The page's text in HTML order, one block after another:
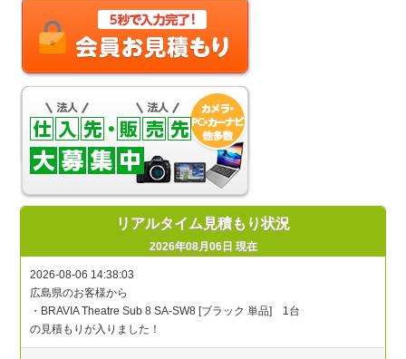
リアルタイム見積もり状況
2026年08月06日 現在